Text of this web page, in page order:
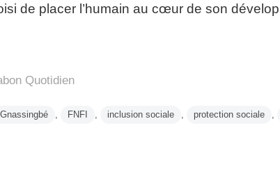
de placer l’humain au cœur de son
Quotidien
, FNFI , inclusion sociale , protection sociale ,